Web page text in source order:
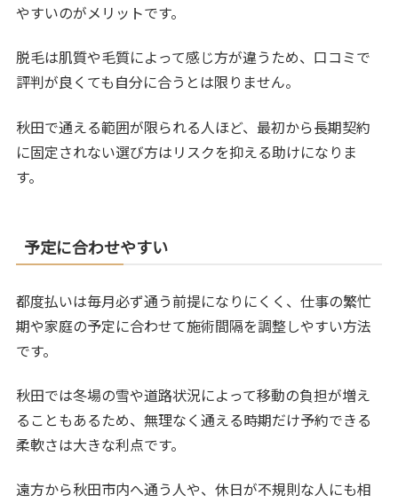
やすいのがメリットです。
脱毛は肌質や毛質によって感じ方が違うため、口コミで
評判が良くても自分に合うとは限りません。
秋田で通える範囲が限られる人ほど、最初から長期契約
に固定されない選び方はリスクを抑える助けになりま
す。
予定に合わせやすい
都度払いは毎月必ず通う前提になりにくく、仕事の繁忙
期や家庭の予定に合わせて施術間隔を調整しやすい方法
です。
秋田では冬場の雪や道路状況によって移動の負担が増え
ることもあるため、無理なく通える時期だけ予約できる
柔軟さは大きな利点です。
遠方から秋田市内へ通う人や、休日が不規則な人にも相